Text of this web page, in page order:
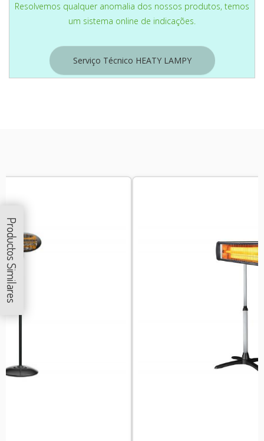
Resolvemos qualquer anomalia dos nossos produtos, temos
um sistema online de indicações.
Serviço Técnico HEATY LAMPY
Productos Similares